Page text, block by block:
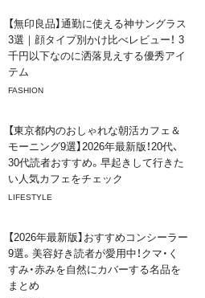
【無印良品】通勤に使える神サングラス
3選｜顔タイプ別かけ比べレビュー！ 3
千円以下なのに洒落見えする優秀アイ
テム
FASHION
【東京都内のおしゃれな朝活カフェ＆
モーニング9選】2026年最新版！20代、
30代読者おすすめ。早起きして行きた
い人気カフェをチェック
LIFESTYLE
【2026年最新版】おすすめコンシーラー
9選。美容好き読者が愛用中！クマ・く
すみ・赤みを自然にカバーする名品を
まとめ